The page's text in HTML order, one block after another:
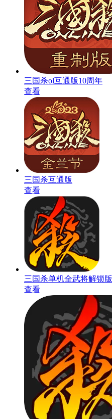
三国杀ol互通版10周年
查看
三国杀互通版
查看
三国杀单机全武将解锁版
查看